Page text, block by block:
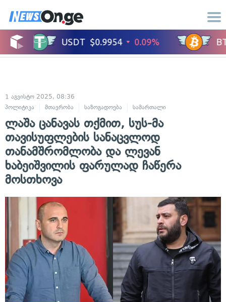
1 აგვისტო 2025, 08:36
პოლიტიკა
მთავრობა საზოგადოება სამართალი
ლაშა ცანავას თქმით, სუს-მა
თავისუფლების სანაცვლოდ
თანამშრომლობა და ლევან
ხაბეიშვილის ფარულად ჩაწერა
მოსთხოვა